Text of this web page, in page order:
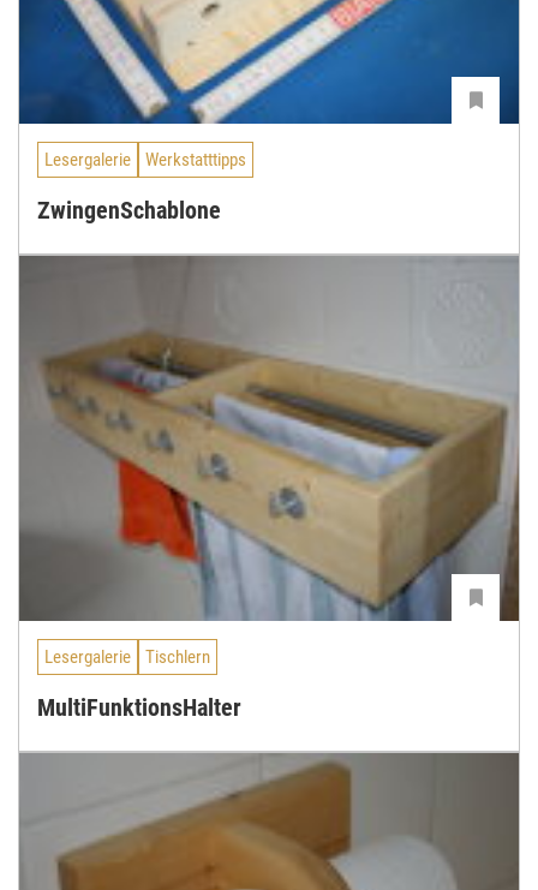
Lesergalerie Werkstatttipps
ZwingenSchablone
Lesergalerie Tischlern
MultiFunktionsHalter